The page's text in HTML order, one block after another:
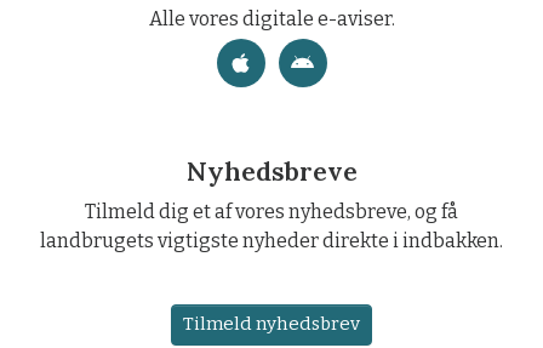
Alle vores digitale e-aviser.
Nyhedsbreve
Tilmeld dig et af vores nyhedsbreve, og få
landbrugets vigtigste nyheder direkte i indbakken.
Tilmeld nyhedsbrev